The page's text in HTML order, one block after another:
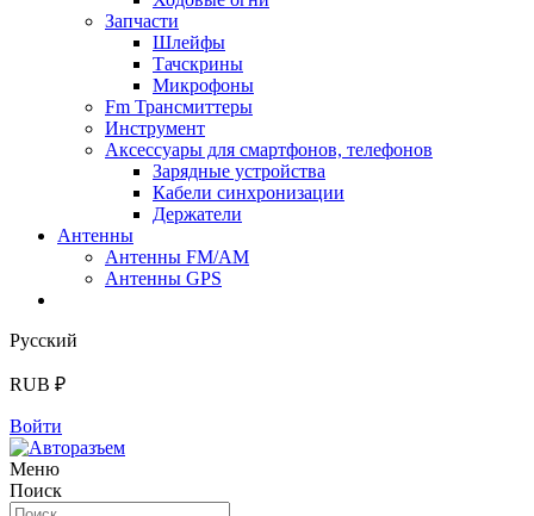
Запчасти
Шлейфы
Тачскрины
Микрофоны
Fm Трансмиттеры
Инструмент
Аксессуары для смартфонов, телефонов
Зарядные устройства
Кабели синхронизации
Держатели
Антенны
Антенны FM/AM
Антенны GPS
Русский
RUB ₽
Войти
Меню
Поиск